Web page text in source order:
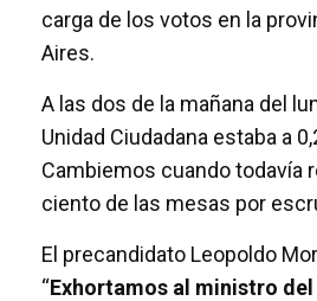
carga de los votos en la
Aires.
A las dos de la mañana del
Unidad Ciudadana estaba a
Cambiemos cuando todavía
ciento de las mesas por
El precandidato Leopoldo
“Exhortamos al ministro